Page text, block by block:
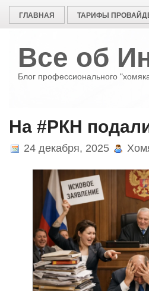
ГЛАВНАЯ ТАРИФЫ
Все об
Блог профессионального
На #РКН
24 декабря, 2025